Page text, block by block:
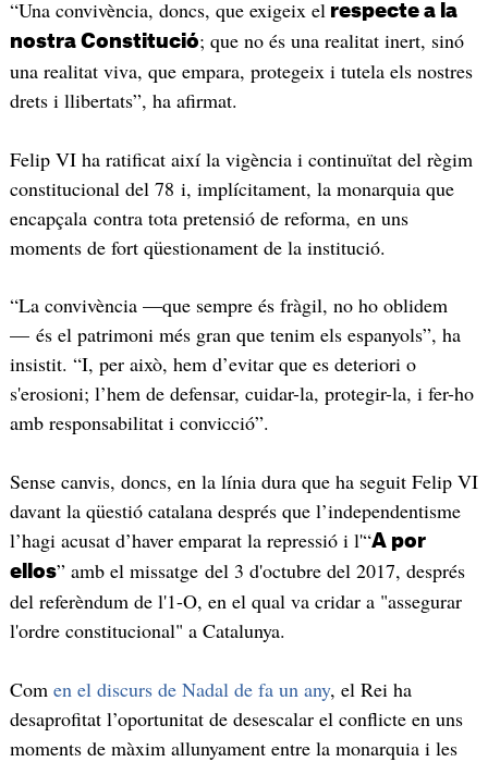
“Una convivència, doncs, que exigeix el respecte a la
nostra Constitució; que no és una realitat inert, sinó
una realitat viva, que empara, protegeix i tutela els nostres
drets i llibertats”, ha afirmat.
Felip VI ha ratificat així la vigència i continuïtat del règim
constitucional del 78 i, implícitament, la monarquia que
encapçala contra tota pretensió de reforma, en uns
moments de fort qüestionament de la institució.
“La convivència —que sempre és fràgil, no ho oblidem
— és el patrimoni més gran que tenim els espanyols”, ha
insistit. “I, per això, hem d’evitar que es deteriori o
s'erosioni; l’hem de defensar, cuidar-la, protegir-la, i fer-ho
amb responsabilitat i convicció”.
Sense canvis, doncs, en la línia dura que ha seguit Felip VI
davant la qüestió catalana després que l’independentisme
l’hagi acusat d’haver emparat la repressió i l'“A por
ellos” amb el missatge del 3 d'octubre del 2017, després
del referèndum de l'1-O, en el qual va cridar a "assegurar
l'ordre constitucional" a Catalunya.
Com en el discurs de Nadal de fa un any, el Rei ha
desaprofitat l’oportunitat de desescalar el conflicte en uns
moments de màxim allunyament entre la monarquia i les